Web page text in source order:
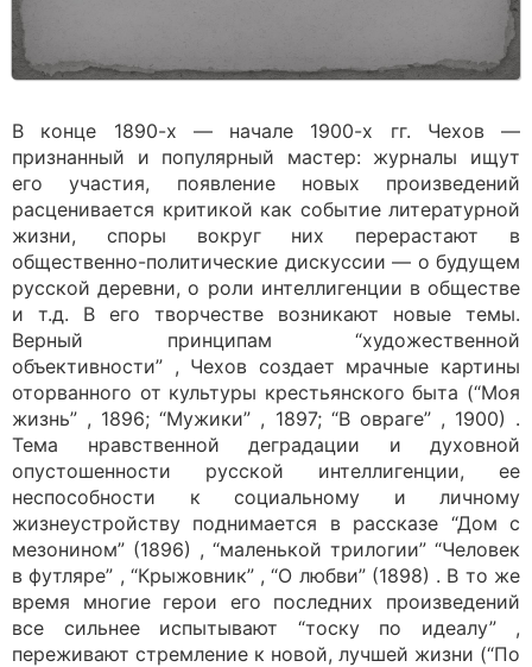
В конце 1890-х — начале 1900-х гг. Чехов —
признанный и популярный мастер: журналы ищут
его участия, появление новых произведений
расценивается критикой как событие литературной
жизни, споры вокруг них перерастают в
общественно-политические дискуссии — о будущем
русской деревни, о роли интеллигенции в обществе
и т.д. В его творчестве возникают новые темы.
Верный принципам “художественной
объективности” , Чехов создает мрачные картины
оторванного от культуры крестьянского быта (“Моя
жизнь” , 1896; “Мужики” , 1897; “В овраге” , 1900) .
Тема нравственной деградации и духовной
опустошенности русской интеллигенции, ее
неспособности к социальному и личному
жизнеустройству поднимается в рассказе “Дом с
мезонином” (1896) , “маленькой трилогии” “Человек
в футляре” , “Крыжовник” , “О любви” (1898) . В то же
время многие герои его последних произведений
все сильнее испытывают “тоску по идеалу” ,
переживают стремление к новой, лучшей жизни (“По